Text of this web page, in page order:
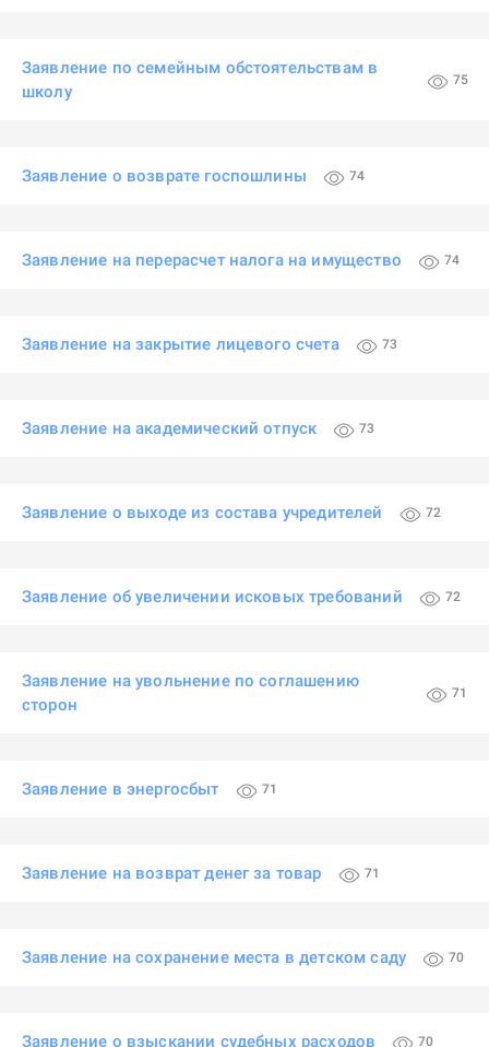
Заявление по семейным обстоятельствам в
школу
75
Заявление о возврате госпошлины 74
Заявление на перерасчет налога на имущество 74
Заявление на закрытие лицевого счета 73
Заявление на академический отпуск 73
Заявление о выходе из состава учредителей 72
Заявление об увеличении исковых требований 72
Заявление на увольнение по соглашению
сторон
71
Заявление в энергосбыт 71
Заявление на возврат денег за товар 71
Заявление на сохранение места в детском саду 70
Заявление о взыскании судебных расходов 70